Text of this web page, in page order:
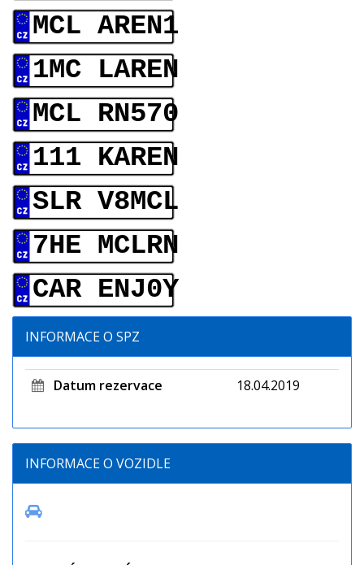
MCL AREN1
1MC LAREN
MCL RN570
111 KAREN
SLR V8MCL
7HE MCLRN
CAR ENJ0Y
INFORMACE O SPZ
Datum rezervace 18.04.2019
INFORMACE O VOZIDLE